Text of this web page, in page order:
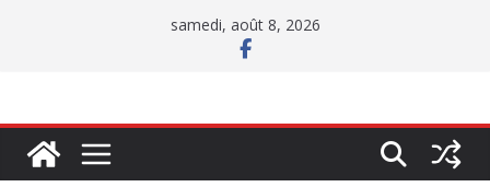
samedi, août 8, 2026